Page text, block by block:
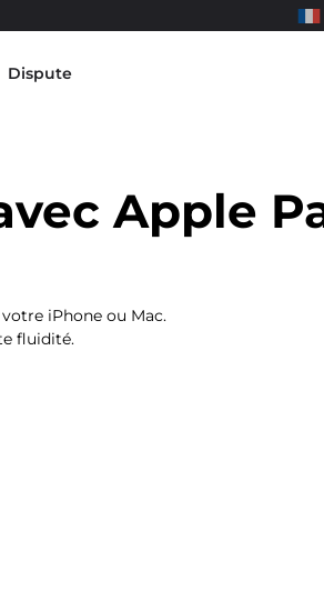
Dispute
Apple
iPhone ou Mac.
fluidité.